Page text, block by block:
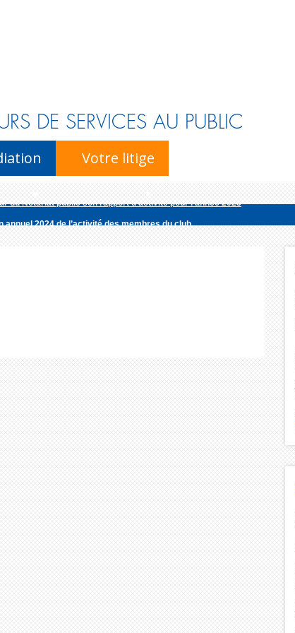
DE SERVICES AU PUBLIC
Skip to content
Votre litige